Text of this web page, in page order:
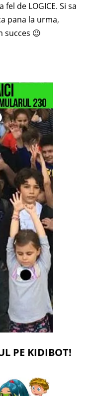
de LOGICE. Si sa
pana la urma,
succes 😉
PE KIDIBOT!